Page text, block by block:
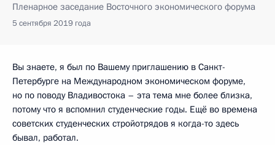
Пленарное заседание Восточного экономического форума
5 сентября 2019 года
Вы знаете, я был по Вашему приглашению в Санкт-
Петербурге на Международном экономическом форуме,
но по поводу Владивостока – эта тема мне более близка,
потому что я вспомнил студенческие годы. Ещё во времена
советских студенческих стройотрядов я когда-то здесь
бывал, работал.